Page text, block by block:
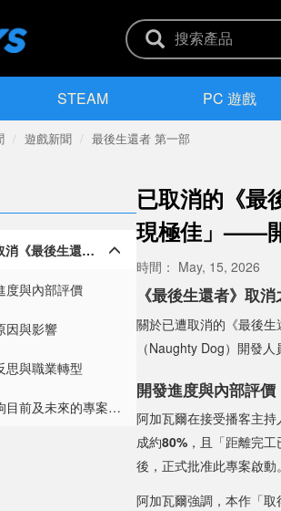
STEAM PC 遊戲
遊戲新聞 最後生還者 第一部
關於已取消《最後生還者》多人遊戲的新細節
度與內部評價
因與影響
思與職業轉型
前及未來的專案規劃
已取消的《最
現極佳」——
時間： May, 15, 2026
《最後生還者》取
關於已遭取消的《最後
（Naughty Dog）開發
開發進度與內部評價
阿加瓦爾在接受播客主
成約80% ，且「距離完
後，正式批准此專案啟動。
阿加瓦爾強調，本作「